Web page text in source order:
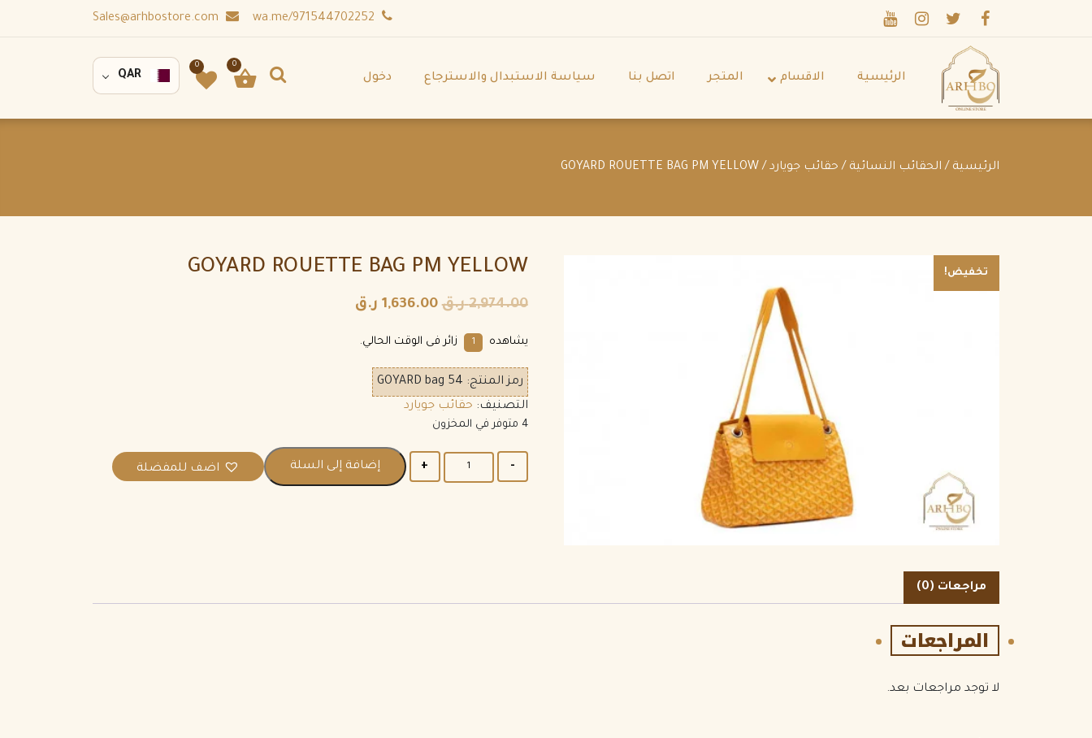
الرئيسية الاقسام المتجر اتصل بنا سياسة الاستبدال والاسترجاع دخول
0
0
QAR
الرئيسية / الحقائب النسائية / حقائب جويارد / GOYARD ROUETTE BAG PM YELLOW
تخفيض! GOYARD ROUETTE BAG PM YELLOW
2,974.00 ر.ق 1,636.00 ر.ق
يشاهده 1 زائر فى الوقت الحالي.
رمز المنتج: GOYARD bag 54
التصنيف: حقائب جويارد
4 متوفر في المخزون
إضافة إلى السلة اضف للمفضلة
مراجعات (0)
المراجعات
لا توجد مراجعات بعد.